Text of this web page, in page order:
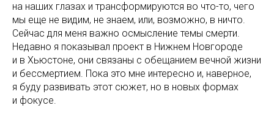
на наших глазах и трансформируются во что-то, чего
мы еще не видим, не знаем, или, возможно, в ничто.
Сейчас для меня важно осмысление темы смерти.
Недавно я показывал проект в Нижнем Новгороде
и в Хьюстоне, они связаны с обещанием вечной жизни
и бессмертием. Пока это мне интересно и, наверное,
я буду развивать этот сюжет, но в новых формах
и фокусе.